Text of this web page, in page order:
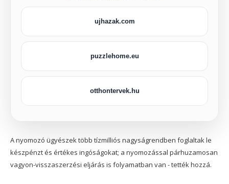
ujhazak.com
puzzlehome.eu
otthontervek.hu
A nyomozó ügyészek több tízmilliós nagyságrendben foglaltak le
készpénzt és értékes ingóságokat; a nyomozással párhuzamosan
vagyon-visszaszerzési eljárás is folyamatban van - tették hozzá.